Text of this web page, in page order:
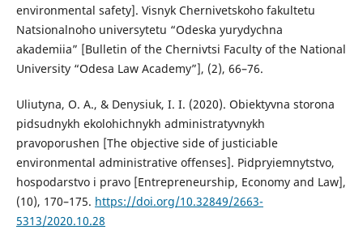
environmental safety]. Visnyk Chernivetskoho fakultetu
Natsionalnoho universytetu “Odeska yurydychna
akademiia” [Bulletin of the Chernivtsi Faculty of the National
University “Odesa Law Academy”], (2), 66–76.
Uliutyna, O. A., & Denysiuk, I. I. (2020). Obiektyvna storona
pidsudnykh ekolohichnykh administratyvnykh
pravoporushen [The objective side of justiciable
environmental administrative offenses]. Pidpryiemnytstvo,
hospodarstvo i pravo [Entrepreneurship, Economy and Law],
(10), 170–175. https://doi.org/10.32849/2663-
5313/2020.10.28